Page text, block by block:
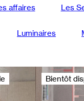
affaires Les
Luminaires
Bientôt